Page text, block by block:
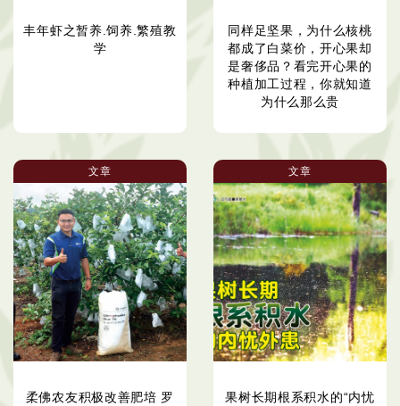
丰年虾之暂养.饲养.繁殖教
学
同样足坚果，为什么核桃
都成了白菜价，开心果却
是奢侈品？看完开心果的
种植加工过程，你就知道
为什么那么贵
文章
柔佛农友积极改善肥培 罗
文章
果树长期根系积水的“内忧